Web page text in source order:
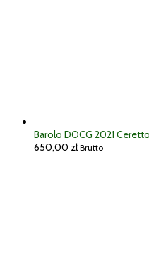
Barolo DOCG 2021
650,00 zł Brutto